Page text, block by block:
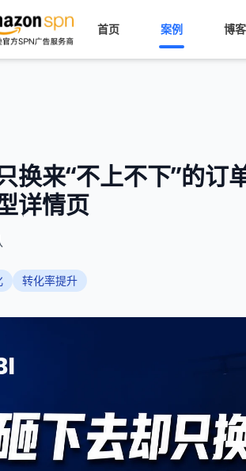
首页 案例 博客
换来“不上不下”的
详情页
转化率提升